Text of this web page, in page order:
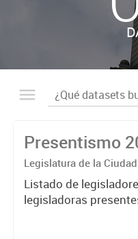
Presentismo
Legislatura de la
Buenos Aires
Listado de
legisladoras